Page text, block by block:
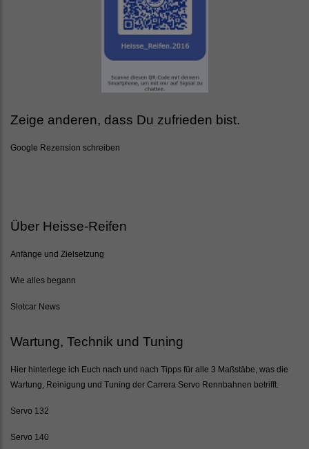
Zeige anderen, dass Du zufrieden bist.
Google Rezension schreiben
Über Heisse-Reifen
Anfänge und Zielsetzung
Wie alles begann
Slotcar News
Wartung, Technik und Tuning
Hier hinterlege ich Euch nach und nach Tipps für alle 3 Maßstäbe, was die
Wartung, Reinigung und Tuning der Carrera Servo Rennbahnen betrifft.
Servo 132
Servo 140